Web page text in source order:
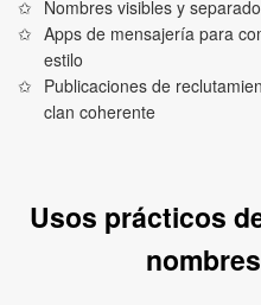
Nombres visibles y
Apps de mensajería para
estilo
Publicaciones de
clan coherente
Usos prácticos